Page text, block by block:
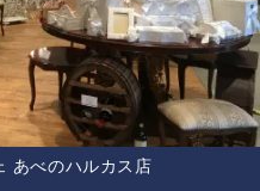
あべのハルカス店